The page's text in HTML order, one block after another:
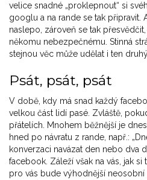
velice snadné „proklepnout“ si
googlu a na rande se tak připravit.
naslepo, zároveň se tak
někomu nebezpečnému. Stinná
stejnou věc může udělat i ten
Psát, psát, psát
V době, kdy má snad každý
velkou část lidí pasé. Zvláště,
přátelích. Mnohem běžnější je
hned po návratu z rande, např.:
konverzaci navázat den nebo dva
facebook. Záleží však na vás, jak si
pro vás bude výhodnější